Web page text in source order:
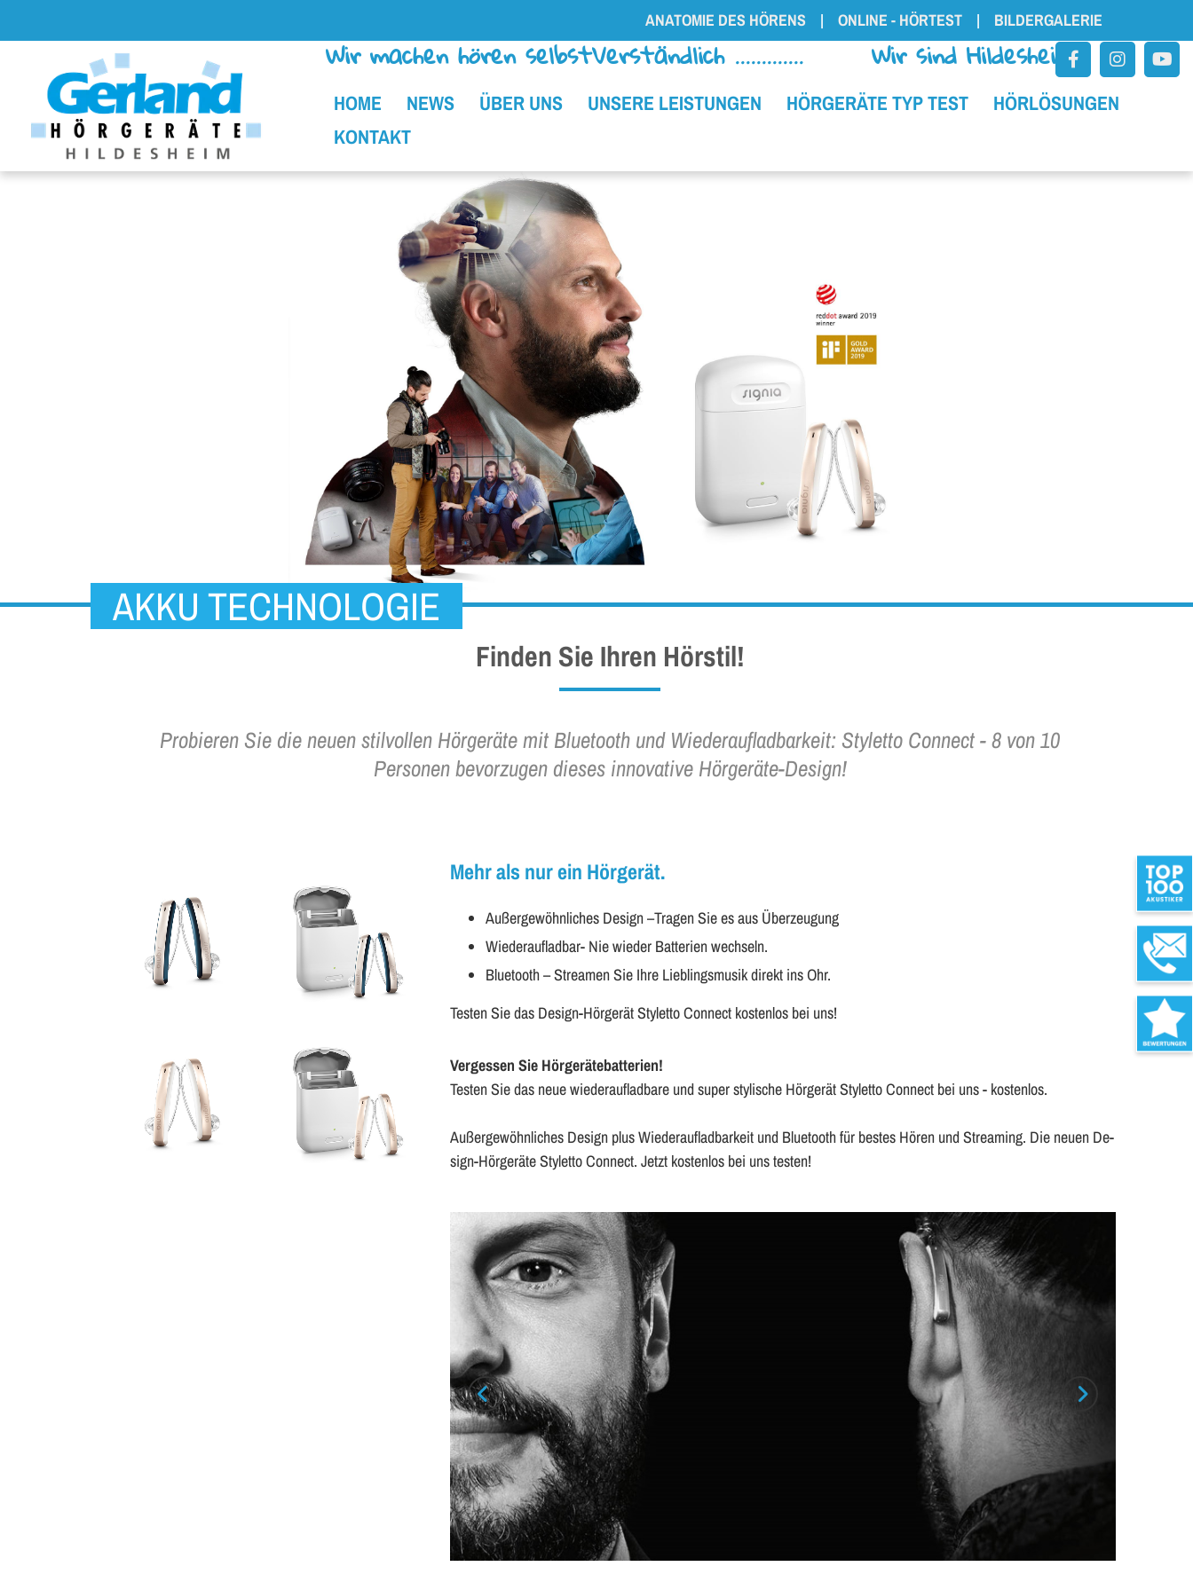
ANATOMIE DES HÖRENS | ON­LINE - HÖRTEST | BILDERGALERIE
Wir machen hören selbstVerständlich ............. Wir sind Hildesheim
HOME NEWS ÜBER UNS UNSERE LEISTUNGEN HÖRGERÄTE TYP TEST
HÖRLÖSUNGEN
KONTAKT
AKKU TECHNOLOGIE
Finden Sie Ihren Hörstil!
Probieren Sie die neuen stilvollen Hörgeräte mit Bluetooth und Wiederaufladbarkeit: Styletto Connect - 8 von 10
Personen bevorzugen dieses innovative Hörgeräte-Design!
Mehr als nur ein Hörgerät.
Au­ßer­ge­wöhn­li­ches De­sign –Tra­gen Sie es aus Über­zeu­gung
Wie­der­auf­lad­bar- Nie wie­der Bat­te­ri­en wech­seln.
Blue­tooth – Strea­men Sie Ihre Lieb­lings­mu­sik di­rekt ins Ohr.
Tes­ten Sie das De­sign-Hör­ge­rät Sty­let­to Con­nect kos­ten­los bei uns!
Ver­ges­sen Sie Hör­ge­rä­te­bat­te­ri­en!
Tes­ten Sie das neue wie­der­auf­lad­ba­re und super sty­li­sche Hör­ge­rät Sty­let­to Con­nect bei uns - kos­ten­los.
Au­ßer­ge­wöhn­li­ches De­sign plus Wie­der­auf­lad­bar­keit und Blue­tooth für bes­tes Hören und Strea­m­ing. Die neuen De­
sign-Hör­ge­rä­te Sty­let­to Con­nect. Jetzt kos­ten­los bei uns tes­ten!